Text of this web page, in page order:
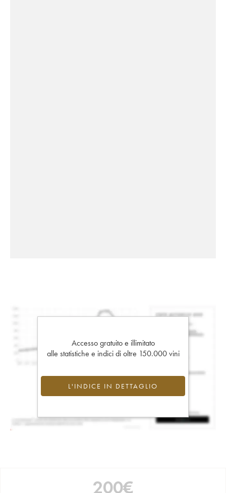
Accesso gratuito e illimitato
alle statistiche e indici di oltre 150.000 vini
L'INDICE IN DETTAGLIO
200€